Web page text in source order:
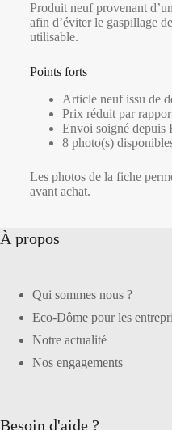
Produit neuf provenant
afin d’éviter le gaspillage
utilisable.
Points forts
Article neuf issu de
Prix réduit par
Envoi soigné depuis
8 photo(s)
Les photos de la fiche
avant achat.
À propos
Qui sommes nous ?
Eco-Dôme pour les
Notre actualité
Nos engagements
Besoin d'aide ?